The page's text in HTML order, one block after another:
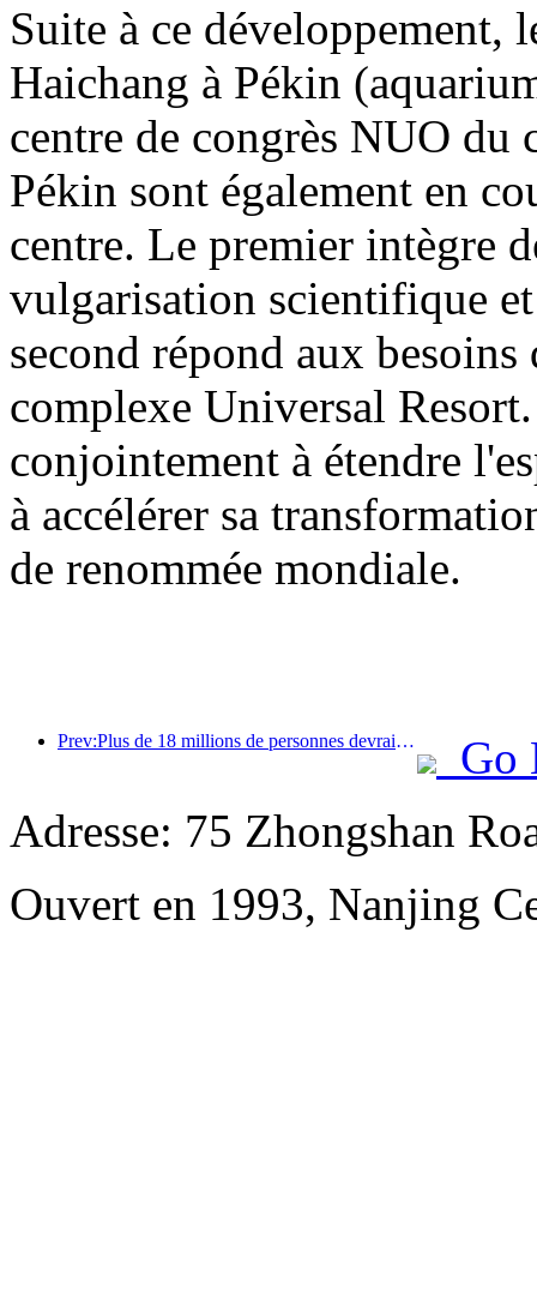
Suite à ce développement,
Haichang à Pékin
centre de congrès NUO du
Pékin sont également en
centre. Le premier intègre
vulgarisation scientifique
second répond aux
complexe Universal
conjointement à étendre
à accélérer sa
de renommée mondiale.
Prev:Plus de 18 millions de personnes devraient entrer et sortir du pays pendant les neuf jours de vacances du Nouvel An chinois.
Go
Adresse: 75 Zhongshan
Ouvert en 1993, Nanjing